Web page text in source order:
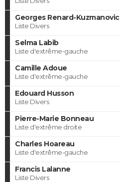
Georges Renard-Kuzmanovic
Liste Divers
Selma Labib
Liste d'extrême-gauche
Camille Adoue
Liste d'extrême-gauche
Edouard Husson
Liste Divers
Pierre-Marie Bonneau
Liste d'extrême droite
Charles Hoareau
Liste d'extrême-gauche
Francis Lalanne
Liste Divers